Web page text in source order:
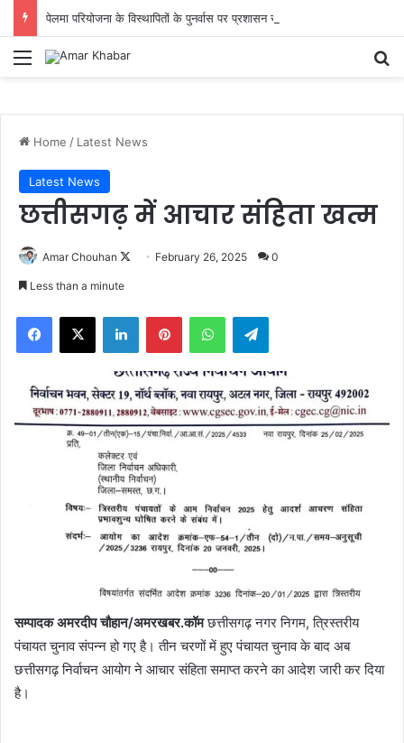
Menu
Home / Latest News
Latest News
छत्तीसगढ़ में आचार संहिता खत्म
Amar Chouhan
FollowFebruary 26, 2025 0
Less than a minute
Facebook
X LinkedInPinterestWhatsAppTelegram
सम्पादक अमरदीप चौहान/अमरखबर.कॉमछत्तीसगढ़ नगर निगम, त्रिस्तरीय
पंचायत चुनाव संपन्न हो गए है। तीन चरणों में हुए पंचायत चुनाव के बाद अब
छत्तीसगढ़ निर्वाचन आयोग ने आचार संहिता समाप्त करने का आदेश जारी कर दिया
है।